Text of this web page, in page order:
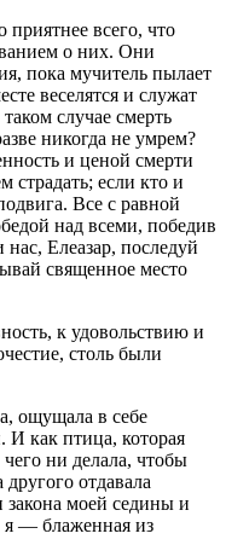
всего, что
о них. Они
пока мучитель пылает
веселятся и служат
случае смерть
никогда не умрем?
и ценой смерти
страдать; если кто и
Все с равной
над всеми, победив
Елеазар, последуй
священное место
к удовольствию и
столь были
ощущала в себе
как птица, которая
ни делала, чтобы
отдавала
моей седины и
я — блаженная из